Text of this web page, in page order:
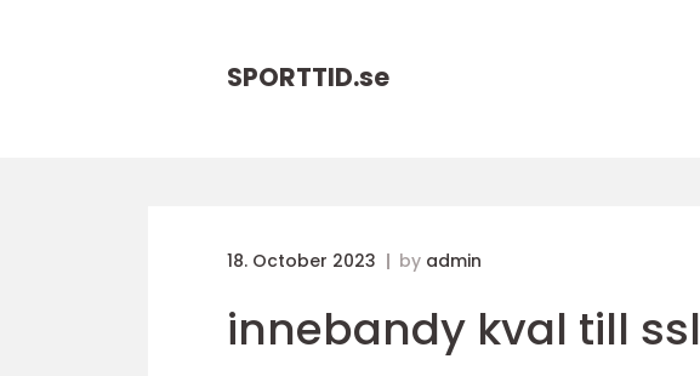
SPORTTID.se
18. October 2023 by admin
innebandy kval till ssl